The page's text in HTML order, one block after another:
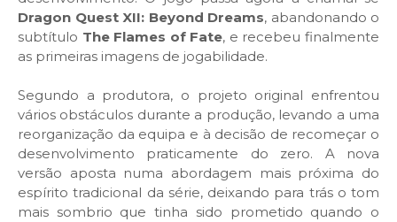
Dragon Quest XII: Beyond Dreams, abandonando o
subtítulo The Flames of Fate, e recebeu finalmente
as primeiras imagens de jogabilidade.
Segundo a produtora, o projeto original enfrentou
vários obstáculos durante a produção, levando a uma
reorganização da equipa e à decisão de recomeçar o
desenvolvimento praticamente do zero. A nova
versão aposta numa abordagem mais próxima do
espírito tradicional da série, deixando para trás o tom
mais sombrio que tinha sido prometido quando o